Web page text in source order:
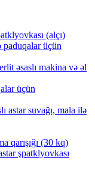
(alçı)
üçün
əsaslı makina və əl
üçün
suvağı, mala ilə
qarışığı (30 kq)
şpatklyovkası